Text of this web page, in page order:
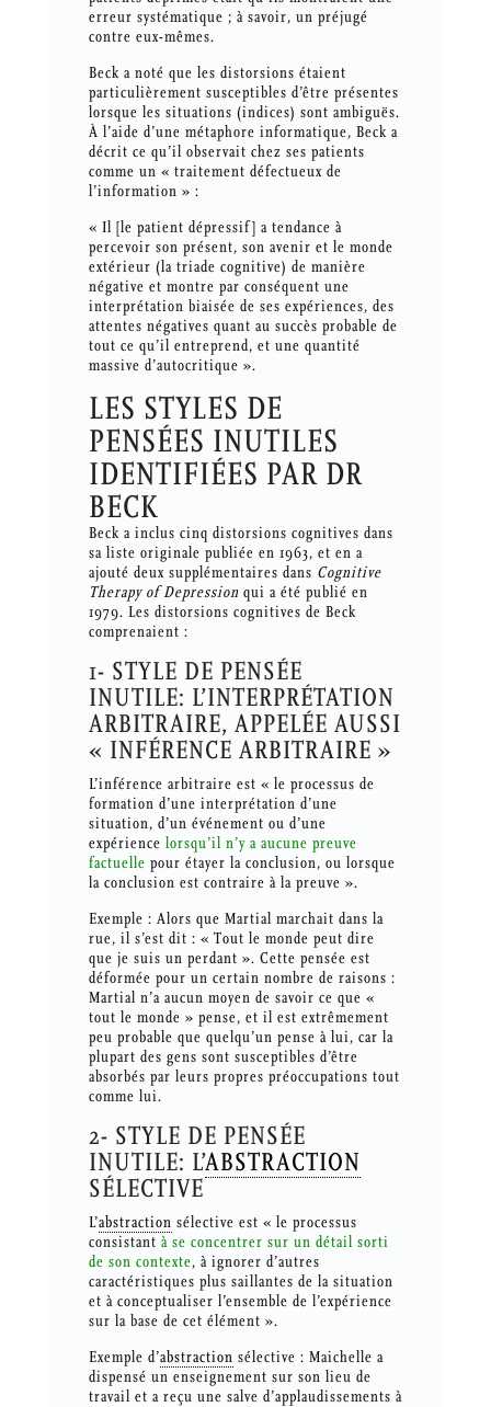
erreur systématique ; à savoir, un préjugé
contre eux-mêmes.
Beck a noté que les distorsions étaient
particulièrement susceptibles d’être présentes
lorsque les situations (indices) sont ambiguës.
À l’aide d’une métaphore informatique, Beck a
décrit ce qu’il observait chez ses patients
comme un « traitement défectueux de
l’information » :
« Il [le patient dépressif] a tendance à
percevoir son présent, son avenir et le monde
extérieur (la triade cognitive) de manière
négative et montre par conséquent une
interprétation biaisée de ses expériences, des
attentes négatives quant au succès probable de
tout ce qu’il entreprend, et une quantité
massive d’autocritique ».
LES STYLES DE
PENSÉES INUTILES
IDENTIFIÉES PAR DR
BECK
Beck a inclus cinq distorsions cognitives dans
sa liste originale publiée en 1963, et en a
ajouté deux supplémentaires dans Cognitive
Therapy of Depressionqui a été publié en
1979. Les distorsions cognitives de Beck
comprenaient :
1- STYLE DE PENSÉE
INUTILE: L’INTERPRÉTATION
ARBITRAIRE, APPELÉE AUSSI
« INFÉRENCE ARBITRAIRE »
L’inférence arbitraire est « le processus de
formation d’une interprétation d’une
situation, d’un événement ou d’une
expérience lorsqu’il n’y a aucune preuve
factuelle pour étayer la conclusion, ou lorsque
la conclusion est contraire à la preuve ».
Exemple : Alors que Martial marchait dans la
rue, il s’est dit : « Tout le monde peut dire
que je suis un perdant ». Cette pensée est
déformée pour un certain nombre de raisons :
Martial n’a aucun moyen de savoir ce que «
tout le monde » pense, et il est extrêmement
peu probable que quelqu’un pense à lui, car la
plupart des gens sont susceptibles d’être
absorbés par leurs propres préoccupations tout
comme lui.
2- STYLE DE PENSÉE
INUTILE: L’ABSTRACTION
SÉLECTIVE
L’abstraction sélective est « le processus
consistant à se concentrer sur un détail sorti
de son contexte, à ignorer d’autres
caractéristiques plus saillantes de la situation
et à conceptualiser l’ensemble de l’expérience
sur la base de cet élément ».
Exemple d’abstraction sélective : Maichelle a
dispensé un enseignement sur son lieu de
travail et a reçu une salve d’applaudissements à